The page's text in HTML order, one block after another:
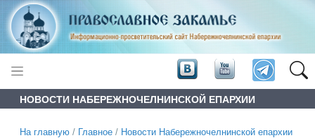
НОВОСТИ НАБЕРЕЖНОЧЕЛНИНСКОЙ ЕПАРХИИ
На главную / Главное / Новости Набережночелнинской епархии